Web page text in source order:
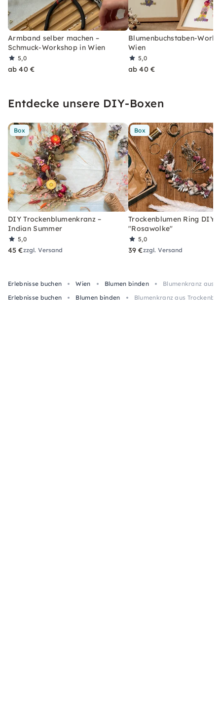
Armband selber machen –
Schmuck-Workshop in Wien
5,0
ab 40 €
Blumenbuchstaben-
Wien
5,0
ab 40 €
Entdecke unsere DIY-Boxen
Box
DIY Trockenblumenkranz –
Indian Summer
5,0
45 €zzgl. Versand
Box
Trockenblumen Ring DIY-
"Rosawolke"
5,0
39 €zzgl. Versand
Erlebnisse buchen Wien Blumen binden
Blumenkranz aus
Erlebnisse buchen
Blumen binden Blumenkranz aus